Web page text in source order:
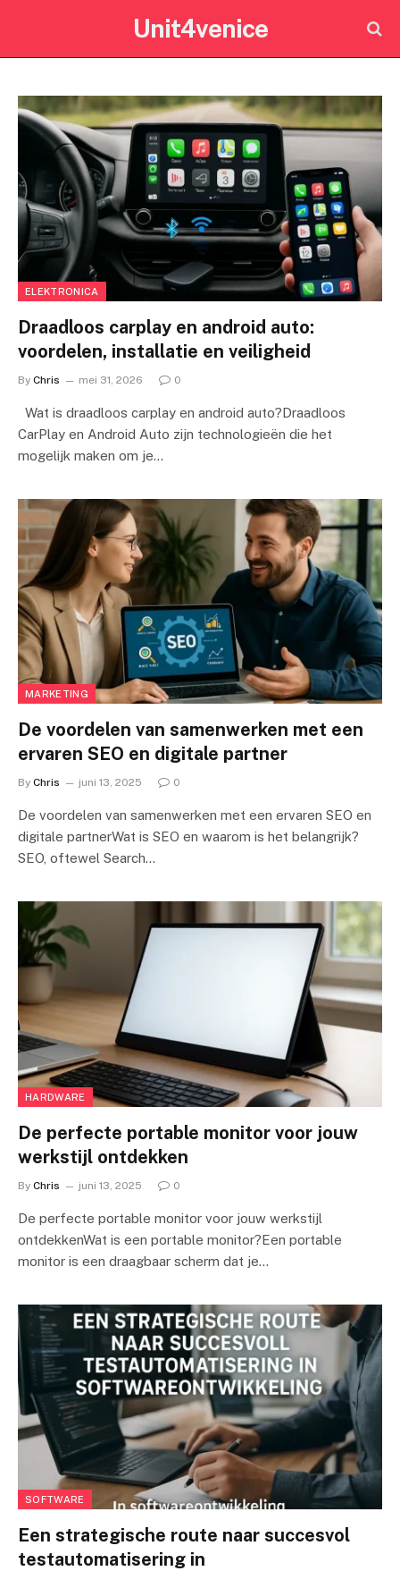
Unit4venice
ELEKTRONICA
Draadloos carplay en android auto:
voordelen, installatie en veiligheid
By Chris mei 31, 2026 0
Wat is draadloos carplay en android auto?Draadloos
CarPlay en Android Auto zijn technologieën die het
mogelijk maken om je…
MARKETING
De voordelen van samenwerken met een
ervaren SEO en digitale partner
By Chris juni 13, 2025 0
De voordelen van samenwerken met een ervaren SEO en
digitale partnerWat is SEO en waarom is het belangrijk?
SEO, oftewel Search…
HARDWARE
De perfecte portable monitor voor jouw
werkstijl ontdekken
By Chris juni 13, 2025 0
De perfecte portable monitor voor jouw werkstijl
ontdekkenWat is een portable monitor?Een portable
monitor is een draagbaar scherm dat je…
SOFTWARE
Een strategische route naar succesvol
testautomatisering in